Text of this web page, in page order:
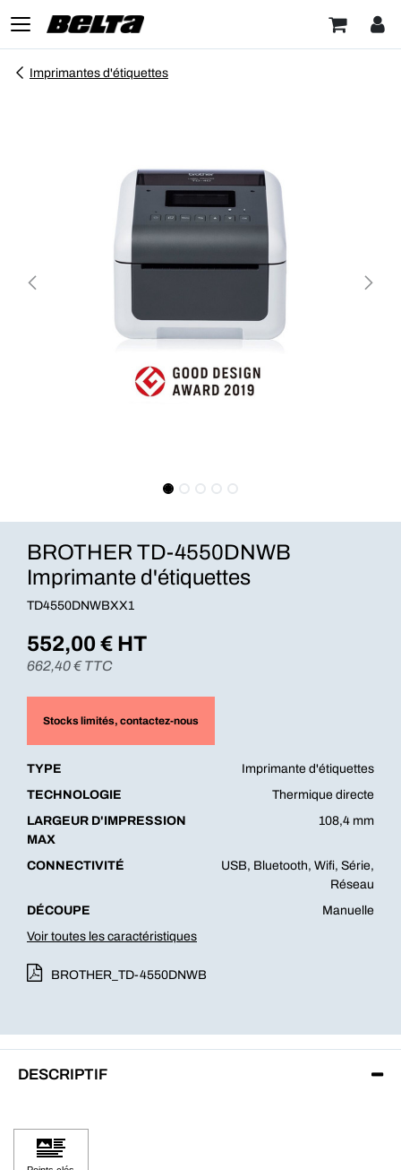
Imprimantes d'étiquettes
BROTHER TD-4550DNWB
Imprimante d'étiquettes
TD4550DNWBXX1
552,00€ HT
662,40€ TTC
Stocks limités, contactez-nous
TYPE
Imprimante d'étiquettes
TECHNOLOGIE
Thermique directe
LARGEUR D'IMPRESSION
MAX
108,4 mm
CONNECTIVITÉ
USB, Bluetooth, Wifi, Série,
Réseau
DÉCOUPE
Manuelle
Voir toutes les caractéristiques
BROTHER_TD-4550DNWB
DESCRIPTIF